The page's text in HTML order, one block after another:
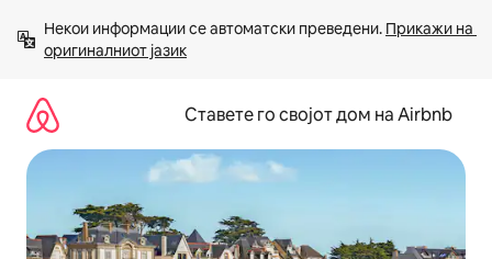
содржина
Некои информации се автоматски преведени. Прикажи на
оригиналниот јазик
Ставете го својот дом на Airbnb